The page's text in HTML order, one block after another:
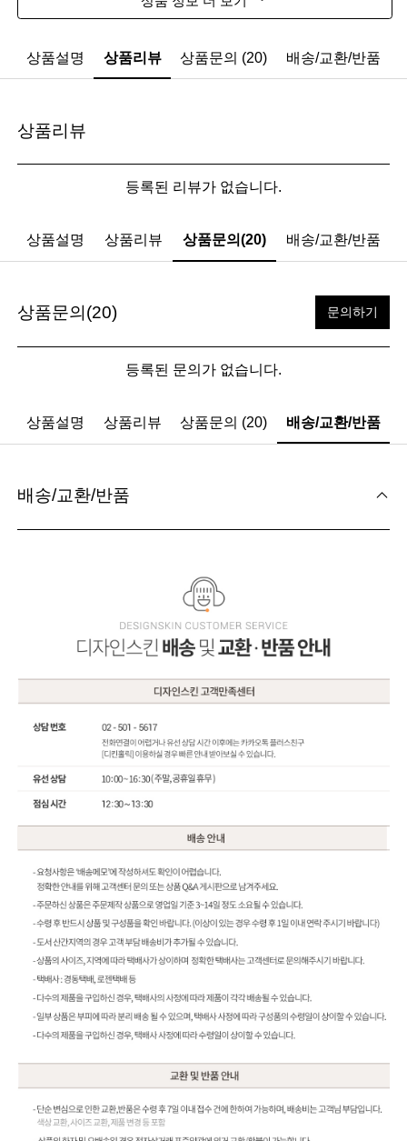
상품설명 상품리뷰 상품문의 (20) 배송/교환/반품
상품리뷰
등록된 리뷰가 없습니다.
상품설명 상품리뷰 상품문의(20) 배송/교환/반품
상품문의(20) 문의하기
등록된 문의가 없습니다.
상품설명 상품리뷰 상품문의 (20) 배송/교환/반품
배송/교환/반품